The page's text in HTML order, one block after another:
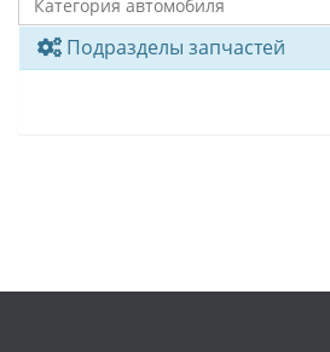
Подразделы запчастей